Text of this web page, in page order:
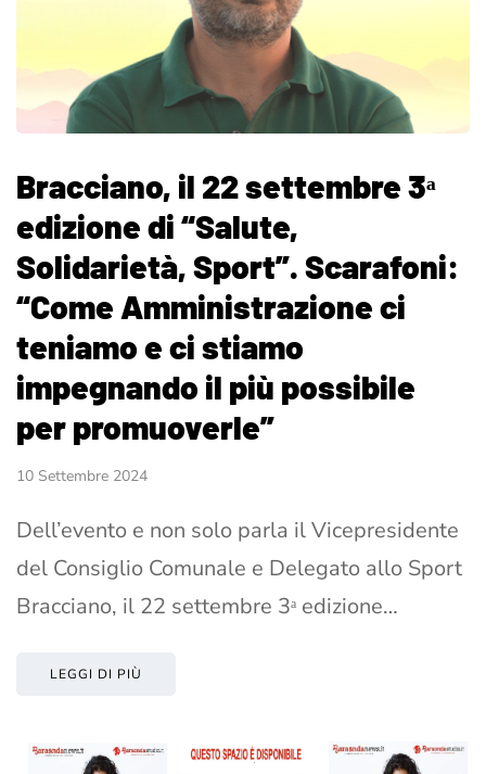
Bracciano, il 22 settembre 3ᵃ
edizione di “Salute,
Solidarietà, Sport”. Scarafoni:
“Come Amministrazione ci
teniamo e ci stiamo
impegnando il più possibile
per promuoverle”
10 Settembre 2024
Dell’evento e non solo parla il Vicepresidente
del Consiglio Comunale e Delegato allo Sport
Bracciano, il 22 settembre 3ᵃ edizione…
LEGGI DI PIÙ